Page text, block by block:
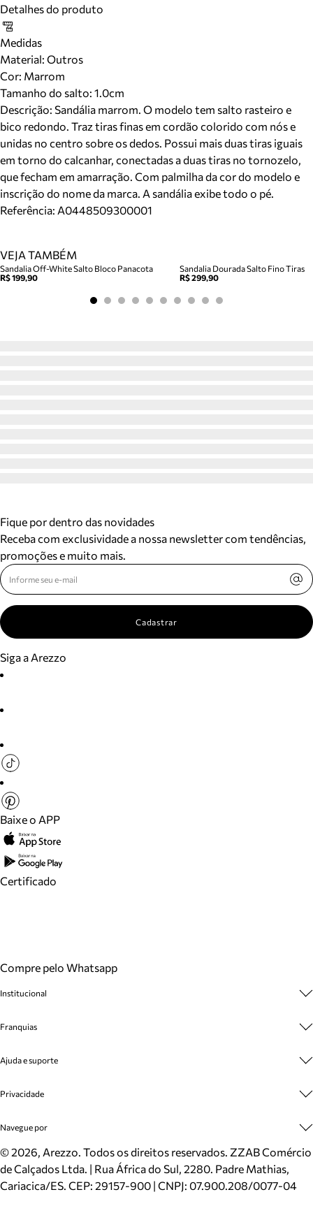
Detalhes do produto
Medidas
Material: Outros
Cor: Marrom
Tamanho do salto: 1.0cm
Descrição: Sandália marrom. O modelo tem salto rasteiro e
bico redondo. Traz tiras finas em cordão colorido com nós e
unidas no centro sobre os dedos. Possui mais duas tiras iguais
em torno do calcanhar, conectadas a duas tiras no tornozelo,
que fecham em amarração. Com palmilha da cor do modelo e
inscrição do nome da marca. A sandália exibe todo o pé.
Referência: A0448509300001
VEJA TAMBÉM
Sandalia Off-White Salto Bloco Panacota
R$ 199,90
Sandalia Dourada Salto Fino Tiras
R$ 299,90
Fique por dentro das novidades
Receba com exclusividade a nossa newsletter com tendências,
promoções e muito mais.
Cadastrar
Siga a Arezzo
Baixe o APP
Certificado
Compre pelo Whatsapp
Institucional
Cashback
Venda Corporativa
Mapa do Site
Inverno
Mundo Arezzo
Franquias
Plano de Negócio
Ajuda e suporte
Cadastro
Meus Pedidos
Trocas e Devoluções
Cartão Presente
Localizador de lojas
Privacidade
Politica e Privacidade
Navegue por
Sapatos
Bolsas
Scarpins
©2026, Arezzo. Todos os direitos reservados. ZZAB Comércio
de Calçados Ltda. | Rua África do Sul, 2280. Padre Mathias,
Cariacica/ES. CEP: 29157-900 | CNPJ: 07.900.208/0077-04